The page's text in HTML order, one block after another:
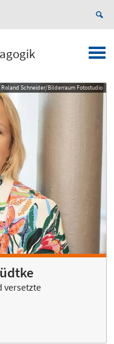
Schneider/Bilderraum Fotostudio
versetzte